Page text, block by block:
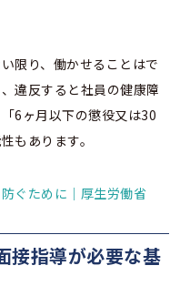
限り、働かせることはで
違反すると社員の健康障
6ヶ月以下の懲役又は30
もあります。
ぐために｜厚生労働省
接指導が必要な基